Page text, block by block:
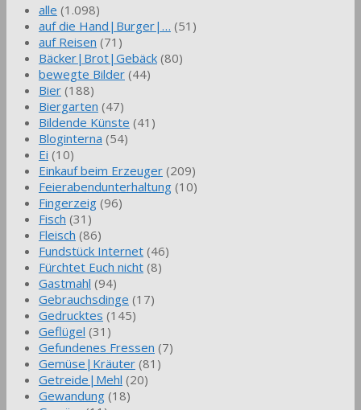
alle (1.098)
auf die Hand|Burger|… (51)
auf Reisen (71)
Bäcker|Brot|Gebäck (80)
bewegte Bilder (44)
Bier (188)
Biergarten (47)
Bildende Künste (41)
Bloginterna (54)
Ei (10)
Einkauf beim Erzeuger (209)
Feierabendunterhaltung (10)
Fingerzeig (96)
Fisch (31)
Fleisch (86)
Fundstück Internet (46)
Fürchtet Euch nicht (8)
Gastmahl (94)
Gebrauchsdinge (17)
Gedrucktes (145)
Geflügel (31)
Gefundenes Fressen (7)
Gemüse|Kräuter (81)
Getreide|Mehl (20)
Gewandung (18)